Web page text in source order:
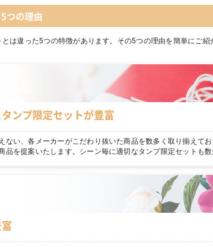
つの理由
とは違った5つの特徴があります。その5つの理由を簡単にご紹
ンプ限定セットが豊富
ない、各メーカーがこだわり抜いた商品を数多く取り揃えて
品を提案いたします。シーン毎に適切なタンプ限定セットも